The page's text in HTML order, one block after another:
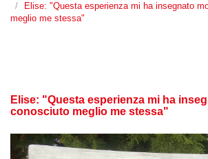
Elise: "Questa esperienza mi ha insegnato
meglio me stessa"
Elise: "Questa esperienza mi ha
conosciuto meglio me stessa"